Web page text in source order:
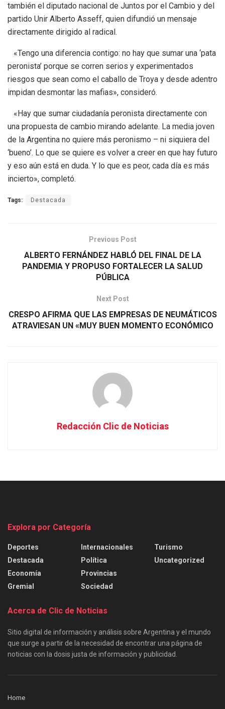
también el diputado nacional de Juntos por el Cambio y del
partido Unir Alberto Asseff, quien difundió un mensaje
directamente dirigido al radical.
«Tengo una diferencia contigo: no hay que sumar una ‘pata
peronista’ porque se corren serios y experimentados
riesgos que sean como el caballo de Troya y desde adentro
impidan desmontar las mafias», consideró.
«Hay que sumar ciudadanía peronista directamente con
una propuesta de cambio mirando adelante. La media joven
de la Argentina no quiere más peronismo – ni siquiera del
‘bueno’. Lo que se quiere es volver a creer en que hay futuro
y eso aún está en duda. Y lo que es peor, cada día es más
incierto», completó.
Tags: Destacada
Previous Post
ALBERTO FERNÁNDEZ HABLÓ DEL FINAL DE LA
PANDEMIA Y PROPUSO FORTALECER LA SALUD
PÚBLICA
Next Post
CRESPO AFIRMA QUE LAS EMPRESAS DE NEUMÁTICOS
ATRAVIESAN UN «MUY BUEN MOMENTO ECONÓMICO
Redacción Clic de Noticias
Explora por Categoría
Deportes
Destacada
Economía
Gremial
Internacionales
Política
Provincias
Sociedad
Turismo
Uncategorized
Acerca de Clic de Noticias
Sitio digital de información y análisis sobre Argentina y el mundo
que surge a partir de la necesidad de encontrar una página de
noticias con la dosis justa de información y publicidad.
Home